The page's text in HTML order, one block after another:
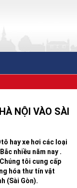
NỘI VÀO SÀI
hay xe hơi các loại
nhiều năm nay .
tôi cung cấp
hóa thư tín vật
(Sài Gòn).